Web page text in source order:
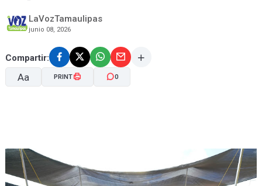
LaVozTamaulipas
junio 08, 2026
Compartir:
Aa PRINT 0